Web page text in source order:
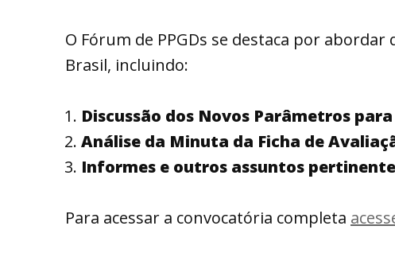
O Fórum de PPGDs se destaca por
Brasil, incluindo:
Discussão dos Novos Parâmetros
Análise da Minuta da Ficha de
Informes e outros assuntos
Para acessar a convocatória completa